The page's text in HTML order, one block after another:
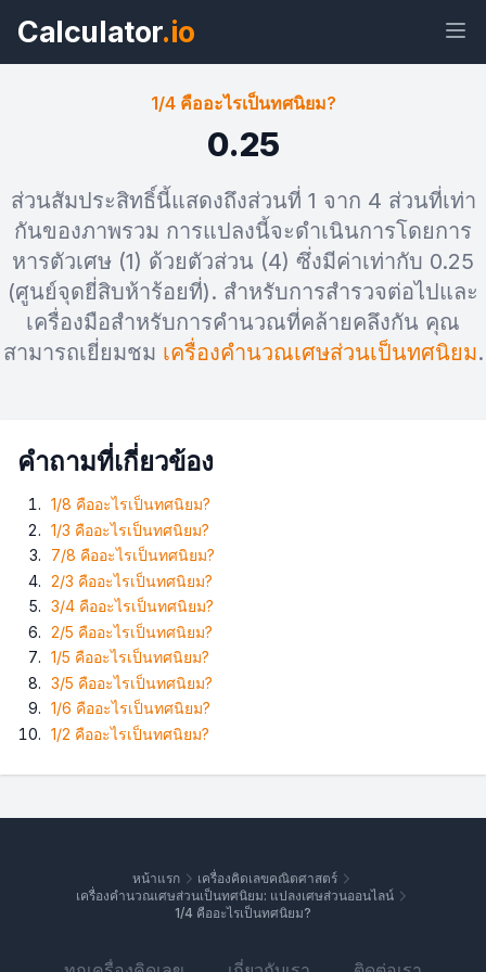
Calculator.io
เจ็ต
ลิงก์
แอล
วิดเจ็ต
1/4 คืออะไรเป็นทศนิยม?
0.25
ส่วนสัมประสิทธิ์นี้แสดงถึงส่วนที่ 1 จาก 4 ส่วนที่เท่า
กันของภาพรวม การแปลงนี้จะดำเนินการโดยการ
หารตัวเศษ (1) ด้วยตัวส่วน (4) ซึ่งมีค่าเท่ากับ 0.25
(ศูนย์จุดยี่สิบห้าร้อยที่). สำหรับการสำรวจต่อไปและ
เครื่องมือสำหรับการคำนวณที่คล้ายคลึงกัน คุณ
สามารถเยี่ยมชม เครื่องคำนวณเศษส่วนเป็นทศนิยม.
คำถามที่เกี่ยวข้อง
1/8 คืออะไรเป็นทศนิยม?
1/3 คืออะไรเป็นทศนิยม?
7/8 คืออะไรเป็นทศนิยม?
2/3 คืออะไรเป็นทศนิยม?
3/4 คืออะไรเป็นทศนิยม?
2/5 คืออะไรเป็นทศนิยม?
1/5 คืออะไรเป็นทศนิยม?
3/5 คืออะไรเป็นทศนิยม?
1/6 คืออะไรเป็นทศนิยม?
1/2 คืออะไรเป็นทศนิยม?
หน้าแรก
เครื่องคิดเลขคณิตศาสตร์
เครื่องคำนวณเศษส่วนเป็นทศนิยม: แปลงเศษส่วนออนไลน์
1/4 คืออะไรเป็นทศนิยม?